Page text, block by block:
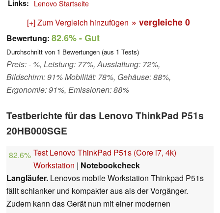
Links Lenovo Startseite
[+] Zum Vergleich hinzufügen » vergleiche 0
Bewertung: 82.6%- Gut
Durchschnitt von 1 Bewertungen (aus 1 Tests)
Preis: - %, Leistung: 77%, Ausstattung: 72%,
Bildschirm: 91% Mobilität: 78%, Gehäuse: 88%,
Ergonomie: 91%, Emissionen: 88%
Testberichte für das Lenovo ThinkPad P51s
20HB000SGE
82.6% Test Lenovo ThinkPad P51s (Core i7, 4k)
Workstation | Notebookcheck
Langläufer. Lenovos mobile Workstation Thinkpad P51s
fällt schlanker und kompakter aus als der Vorgänger.
Zudem kann das Gerät nun mit einer modernen